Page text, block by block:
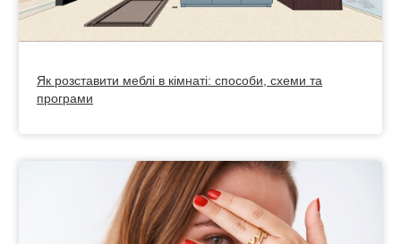
Як розставити меблі в кімнаті: способи, схеми та
програми